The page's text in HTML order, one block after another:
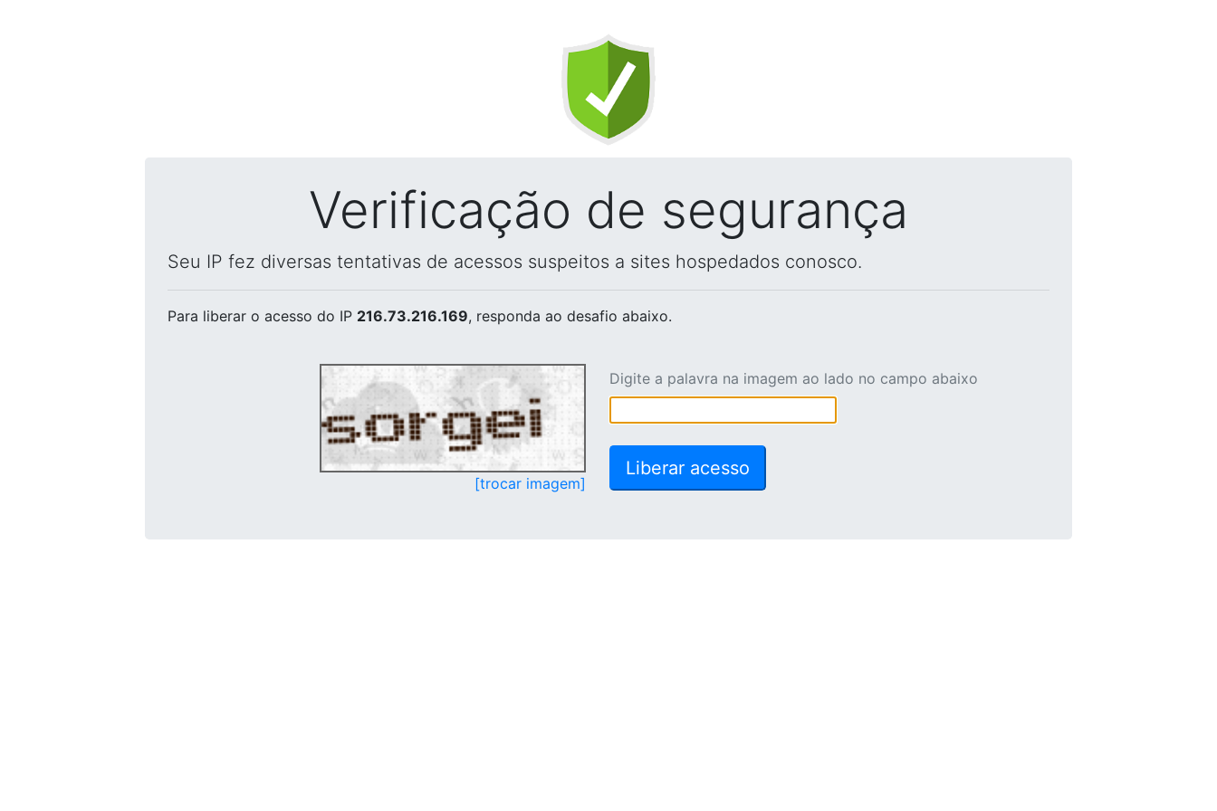
Verificação de segurança
Seu IP fez diversas tentativas de acessos suspeitos a sites hospedados conosco.
Para liberar o acesso do IP 216.73.216.169, responda ao desafio abaixo.
[trocar imagem]
Digite a palavra na imagem ao lado no campo abaixo